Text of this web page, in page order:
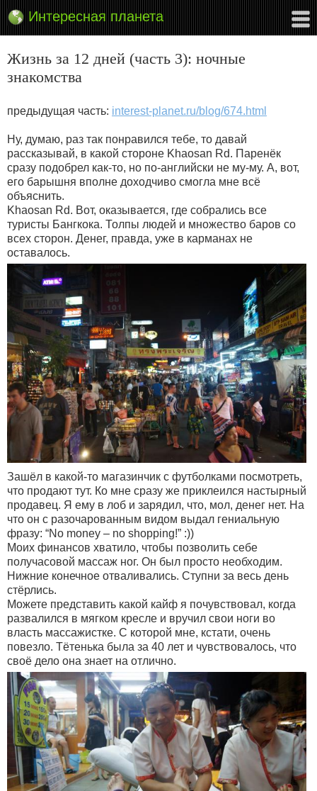
Интересная планета
Жизнь за 12 дней (часть 3): ночные
знакомства
предыдущая часть: interest-planet.ru/blog/674.html
Ну, думаю, раз так понравился тебе, то давай
рассказывай, в какой стороне Khaosan Rd. Паренёк
сразу подобрел как-то, но по-английски не му-му. А, вот,
его барышня вполне доходчиво смогла мне всё
объяснить.
Khaosan Rd. Вот, оказывается, где собрались все
туристы Бангкока. Толпы людей и множество баров со
всех сторон. Денег, правда, уже в карманах не
оставалось.
Зашёл в какой-то магазинчик с футболками посмотреть,
что продают тут. Ко мне сразу же приклеился настырный
продавец. Я ему в лоб и зарядил, что, мол, денег нет. На
что он с разочарованным видом выдал гениальную
фразу: “No money – no shopping!” :))
Моих финансов хватило, чтобы позволить себе
получасовой массаж ног. Он был просто необходим.
Нижние конечное отваливались. Ступни за весь день
стёрлись.
Можете представить какой кайф я почувствовал, когда
развалился в мягком кресле и вручил свои ноги во
власть массажистке. С которой мне, кстати, очень
повезло. Тётенька была за 40 лет и чувствовалось, что
своё дело она знает на отлично.